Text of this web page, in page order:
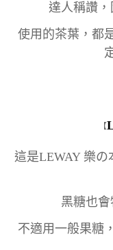
達人稱讚，
使用的茶葉，都
【
這是LEWAY 樂
黑糖也會
不適用一般果糖